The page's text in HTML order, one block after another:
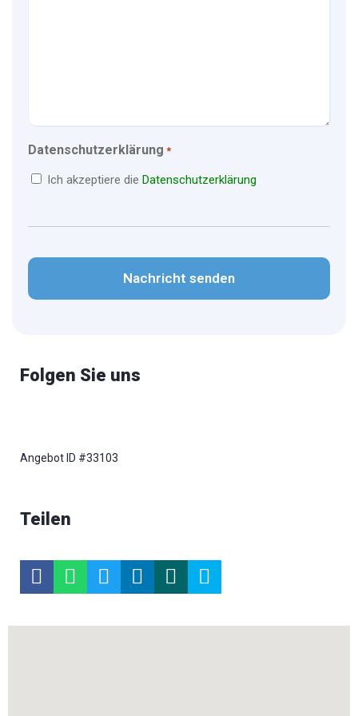
Datenschutzerklärung *
Ich akzeptiere die Datenschutzerklärung
Folgen Sie uns
Angebot ID #33103
Teilen